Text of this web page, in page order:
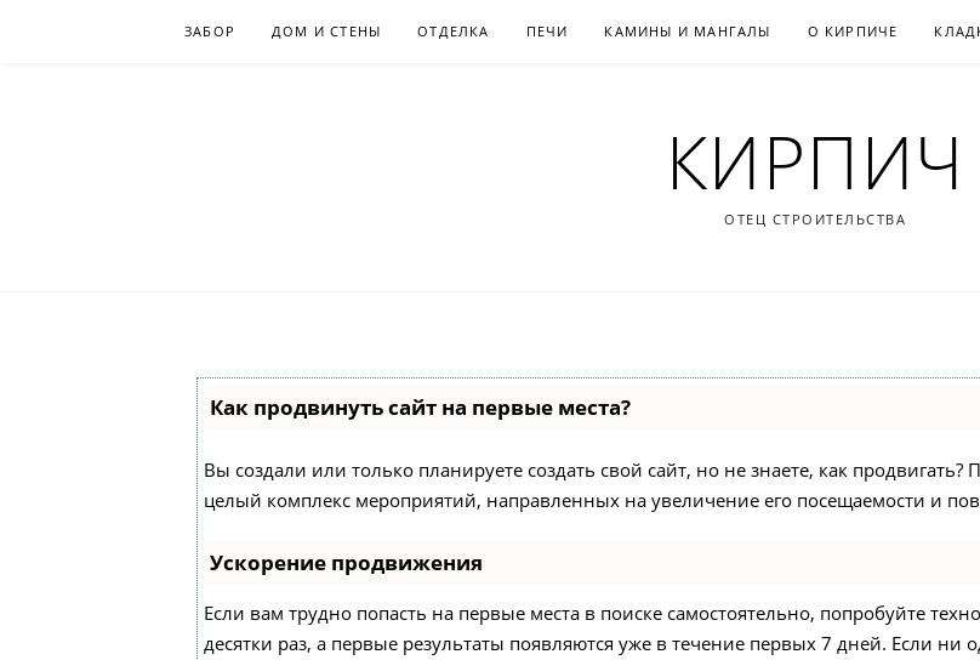
ЗАБОР ДОМ И СТЕНЫ ОТДЕЛКА ПЕЧИ КАМИНЫ И МАНГАЛЫ О КИРПИЧЕ
КИРПИЧ
ОТЕЦ СТРОИТЕЛЬСТВА
Как продвинуть сайт на первые места?
Вы создали или только планируете создать свой сайт, но не знаете, как продвигать?
целый комплекс мероприятий, направленных на увеличение его посещаемости и
Ускорение продвижения
Если вам трудно попасть на первые места в поиске самостоятельно, попробуйте
десятки раз, а первые результаты появляются уже в течение первых 7 дней. Если ни